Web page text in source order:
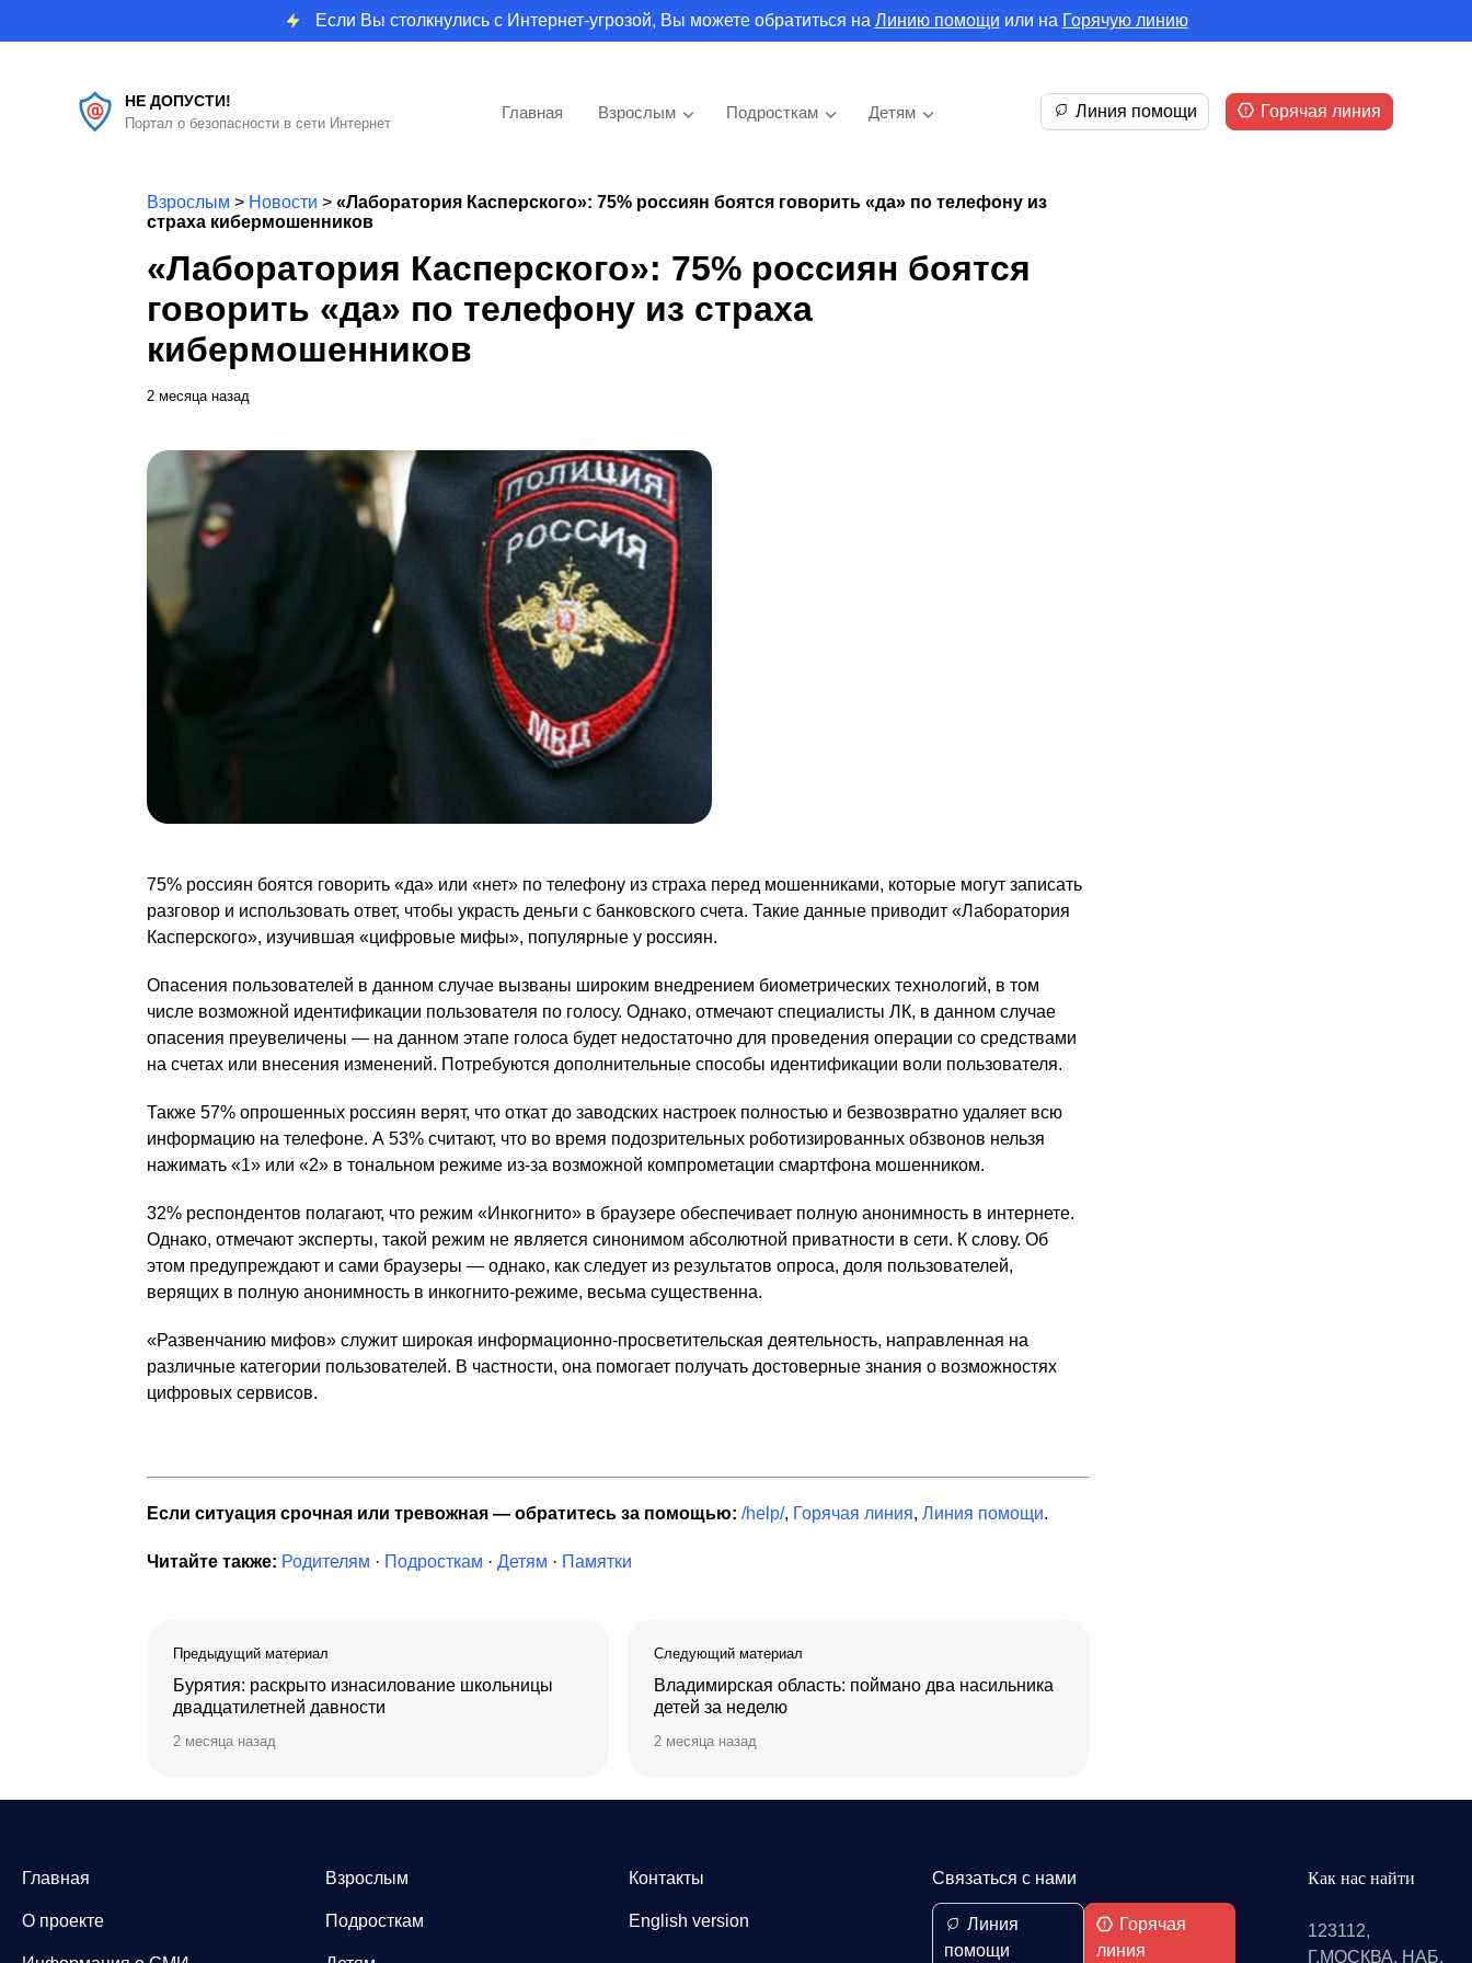
Если Вы столкнулись с Интернет-угрозой, Вы можете обратиться на Линию помощи или на Горячую линию
НЕ ДОПУСТИ!
Портал о безопасности в сети Интернет
Главная Взрослым Подросткам Детям Линия помощи Горячая линия
Взрослым > Новости >«Лаборатория Касперского»: 75% россиян боятся говорить «да» по телефону из
страха кибермошенников
«Лаборатория Касперского»: 75% россиян боятся
говорить «да» по телефону из страха
кибермошенников
2 месяца назад
75% россиян боятся говорить «да» или «нет» по телефону из страха перед мошенниками, которые могут записать
разговор и использовать ответ, чтобы украсть деньги с банковского счета. Такие данные приводит «Лаборатория
Касперского», изучившая «цифровые мифы», популярные у россиян.
Опасения пользователей в данном случае вызваны широким внедрением биометрических технологий, в том
числе возможной идентификации пользователя по голосу. Однако, отмечают специалисты ЛК, в данном случае
опасения преувеличены — на данном этапе голоса будет недостаточно для проведения операции со средствами
на счетах или внесения изменений. Потребуются дополнительные способы идентификации воли пользователя.
Также 57% опрошенных россиян верят, что откат до заводских настроек полностью и безвозвратно удаляет всю
информацию на телефоне. А 53% считают, что во время подозрительных роботизированных обзвонов нельзя
нажимать «1» или «2» в тональном режиме из-за возможной компрометации смартфона мошенником.
32% респондентов полагают, что режим «Инкогнито» в браузере обеспечивает полную анонимность в интернете.
Однако, отмечают эксперты, такой режим не является синонимом абсолютной приватности в сети. К слову. Об
этом предупреждают и сами браузеры — однако, как следует из результатов опроса, доля пользователей,
верящих в полную анонимность в инкогнито-режиме, весьма существенна.
«Развенчанию мифов» служит широкая информационно-просветительская деятельность, направленная на
различные категории пользователей. В частности, она помогает получать достоверные знания о возможностях
цифровых сервисов.
Если ситуация срочная или тревожная — обратитесь за помощью: /help/, Горячая линия,Линия помощи.
Читайте также: Родителям · Подросткам ·Детям · Памятки
Предыдущий материал
Бурятия: раскрыто изнасилование школьницы
двадцатилетней давности
2 месяца назад
Следующий материал
Владимирская область: поймано два насильника
детей за неделю
2 месяца назад
Главная
О проекте
Взрослым
Подросткам
Контакты
English version
Связаться с нами
Линия
помощи
Горячая
линия
Как нас найти
123112,
Г.МОСКВА, НАБ.